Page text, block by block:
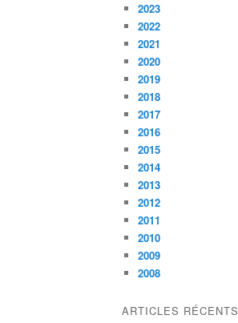
2023
2022
2021
2020
2019
2018
2017
2016
2015
2014
2013
2012
2011
2010
2009
2008
ARTICLES RÉCENTS